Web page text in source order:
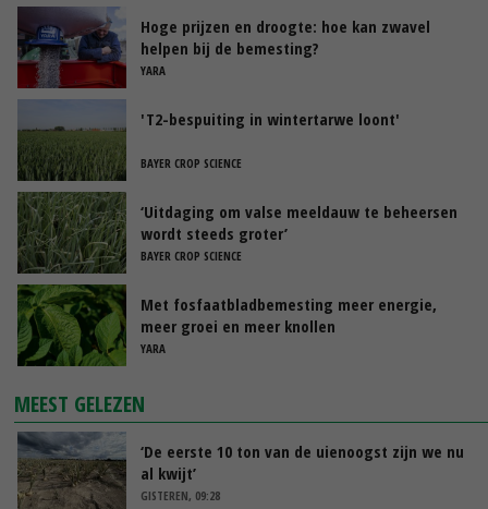
Hoge prijzen en droogte: hoe kan zwavel
helpen bij de bemesting?
YARA
'T2-bespuiting in wintertarwe loont'
BAYER CROP SCIENCE
‘Uitdaging om valse meeldauw te beheersen
wordt steeds groter’
BAYER CROP SCIENCE
Met fosfaatbladbemesting meer energie,
meer groei en meer knollen
YARA
MEEST GELEZEN
‘De eerste 10 ton van de uienoogst zijn we nu
al kwijt’
GISTEREN, 09:28